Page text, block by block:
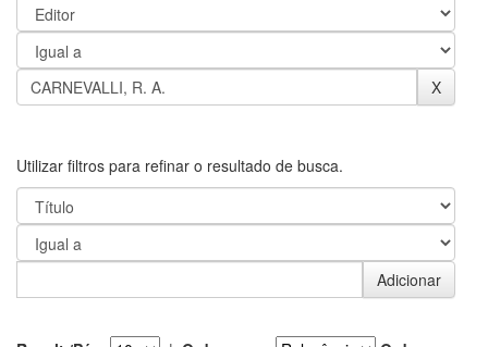
Utilizar filtros para refinar o resultado de busca.